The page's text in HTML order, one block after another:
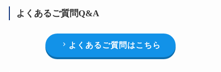
よくあるご質問Q&A
よくあるご質問はこちら